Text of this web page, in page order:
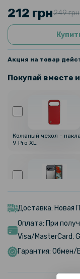
212 грн249 грн
Акция на товар
Покупай вместе
Кожаный чехол -
9 Pro XL
Чехол-накладка
Доставка: Новая
Оплата: При
Visa/MasterCard,
Гарантия: Обмен/